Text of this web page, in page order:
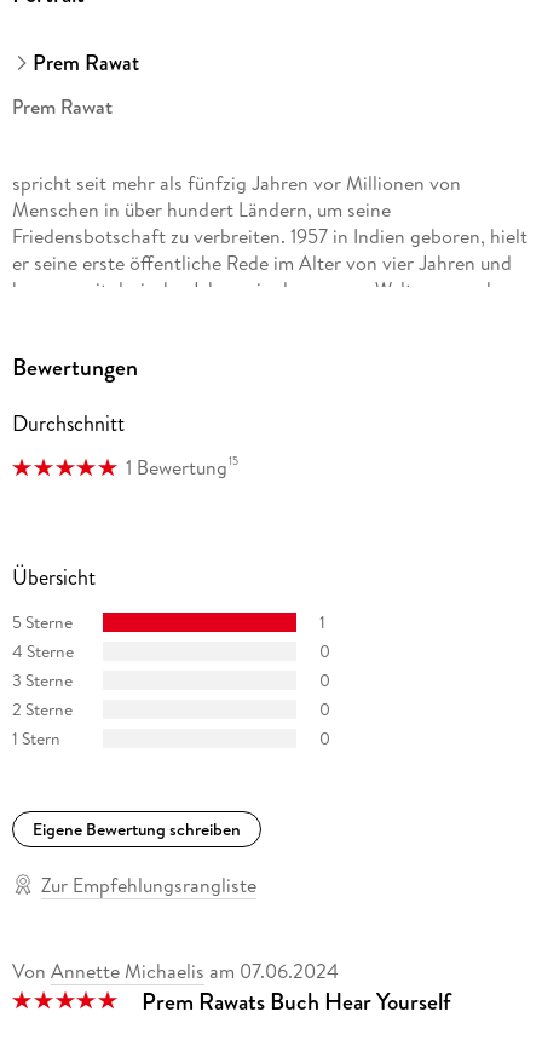
Prem Rawat
Prem Rawat
spricht seit mehr als fünfzig Jahren vor Millionen von
Menschen in über hundert Ländern, um seine
Friedensbotschaft zu verbreiten. 1957 in Indien geboren, hielt
er seine erste öffentliche Rede im Alter von vier Jahren und
begann mit dreizehn Jahren, in der ganzen Welt zu sprechen.
Projekte. Er wurde international mehrfach ausgezeichnet und
bezeichnet.
um Menschen zu treffen, die an seinem praktischen
Lebensansatz interessiert sind.
Bewertungen
Durchschnitt
1 Bewertung15
Übersicht
5 Sterne
1
4 Sterne
0
3 Sterne
0
2 Sterne
0
1 Stern
0
Eigene Bewertung schreiben
Zur Empfehlungsrangliste
Von Annette Michaelis am 07.06.2024
Prem Rawats Buch Hear Yourself